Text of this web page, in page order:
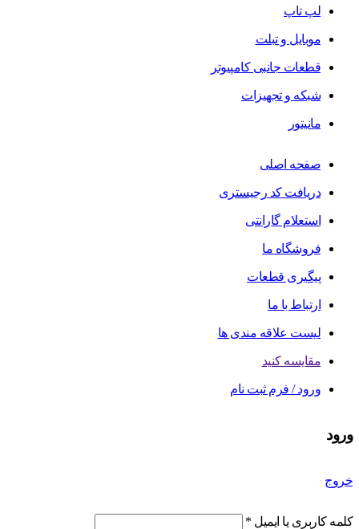
لپ تاپ
موبایل و تبلت
قطعات جانبی کامپیوتر
شبکه و تجهیزات
مانیتور
صفحه اصلی
دریافت کد رجیستری
استعلام گارانتی
فروشگاه ما
پیگیری قطعات
ارتباط با ما
لیست علاقه مندی ها
مقایسه کنید
ورود / فرم ثبت نام
ورود
خروج
کلمه کاربری یا ایمیل *